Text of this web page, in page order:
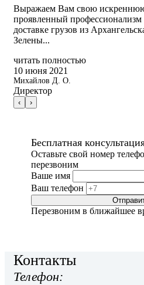
Выражаем Вам свою искреннюю
проявленный профессионализм
доставке грузов из
Зелены...
читать полностью
10 июня 2021
Михайлов Д. О.
Директор
‹ ›
Бесплатная
Оставьте свой номер
перезвоним
Ваше имя
Ваш телефон
Перезвоним в ближайшее
Контакты
Телефон: